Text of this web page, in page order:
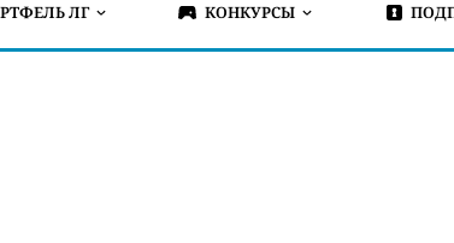
ЛГ КОНКУРСЫ